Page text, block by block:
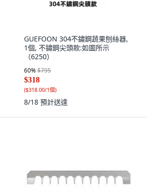
GUEFOON 304不鏽鋼蔬果刨絲器,
1個, 不鏽鋼尖頭款:如圖所示
（6250）
60%$795
$318
($318.00/1個)
8/18 預計送達